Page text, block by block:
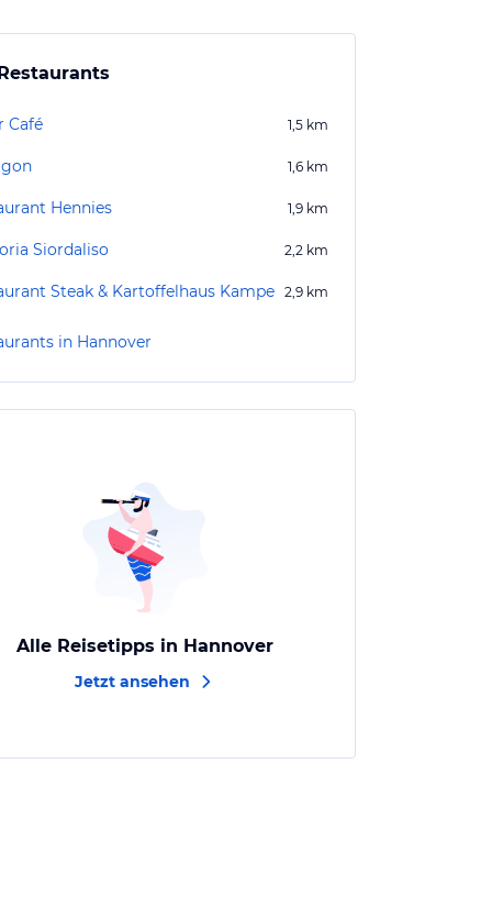
Café 1,5 km
1,6 km
Hennies 1,9 km
Siordaliso 2,2 km
Steak & Kartoffelhaus Kampe 2,9 km
in Hannover
Alle Reisetipps in Hannover
Jetzt ansehen